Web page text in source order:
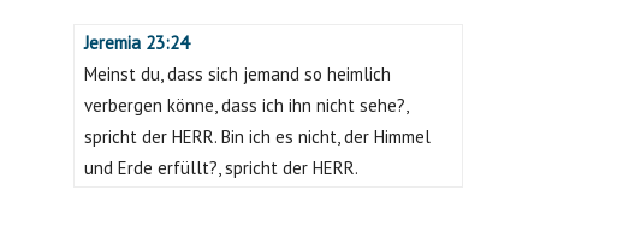
Jeremia 23:24
Meinst du, dass sich jemand so heimlich
verbergen könne, dass ich ihn nicht sehe?,
spricht der HERR. Bin ich es nicht, der Himmel
und Erde erfüllt?, spricht der HERR.